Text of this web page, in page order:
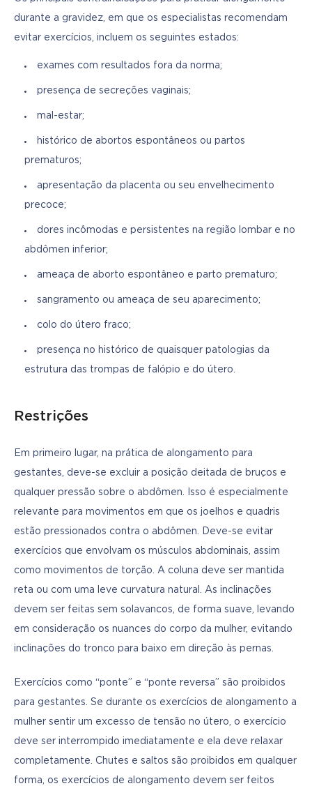
durante a gravidez, em que os especialistas recomendam
evitar exercícios, incluem os seguintes estados:
exames com resultados fora da norma;
presença de secreções vaginais;
mal-estar;
histórico de abortos espontâneos ou partos
prematuros;
apresentação da placenta ou seu envelhecimento
precoce;
dores incômodas e persistentes na região lombar e no
abdômen inferior;
ameaça de aborto espontâneo e parto prematuro;
sangramento ou ameaça de seu aparecimento;
colo do útero fraco;
presença no histórico de quaisquer patologias da
estrutura das trompas de falópio e do útero.
Restrições
Em primeiro lugar, na prática de alongamento para
gestantes, deve-se excluir a posição deitada de bruços e
qualquer pressão sobre o abdômen. Isso é especialmente
relevante para movimentos em que os joelhos e quadris
estão pressionados contra o abdômen. Deve-se evitar
exercícios que envolvam os músculos abdominais, assim
como movimentos de torção. A coluna deve ser mantida
reta ou com uma leve curvatura natural. As inclinações
devem ser feitas sem solavancos, de forma suave, levando
em consideração os nuances do corpo da mulher, evitando
inclinações do tronco para baixo em direção às pernas.
Exercícios como “ponte” e “ponte reversa” são proibidos
para gestantes. Se durante os exercícios de alongamento a
mulher sentir um excesso de tensão no útero, o exercício
deve ser interrompido imediatamente e ela deve relaxar
completamente. Chutes e saltos são proibidos em qualquer
forma, os exercícios de alongamento devem ser feitos